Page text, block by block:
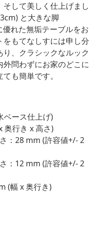
して美しく仕上げまし
と大きな脚
れた無垢テーブルをお
もてなしすには申し分
、クラシックなルック
問わずにお家のどこに
も簡単です。
ベース仕上げ)
奥行き x 高さ)
：28 mm (許容値+/- 2
：12 mm (許容値+/- 2
(幅 x 奥行き)